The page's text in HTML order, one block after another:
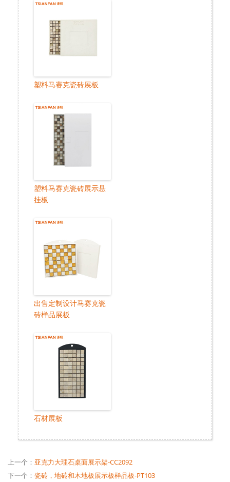
塑料马赛克瓷砖展板
塑料马赛克瓷砖展示悬
挂板
出售定制设计马赛克瓷
砖样品展板
石材展板
上一个： 亚克力大理石桌面展示架-CC2092
下一个： 瓷砖，地砖和木地板展示板样品板-PT103